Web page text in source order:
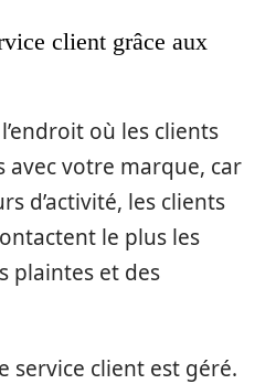
client grâce aux
où les clients
avec votre marque, car
d’activité, les clients
le plus les
plaintes et des
service client est géré.